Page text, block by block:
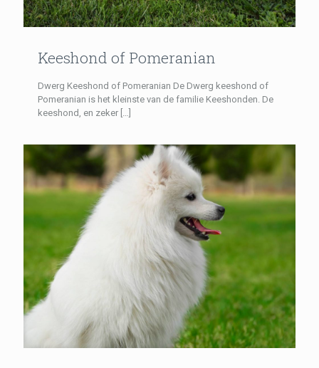
Keeshond of Pomeranian
Dwerg Keeshond of Pomeranian De Dwerg keeshond of
Pomeranian is het kleinste van de familie Keeshonden. De
keeshond, en zeker […]